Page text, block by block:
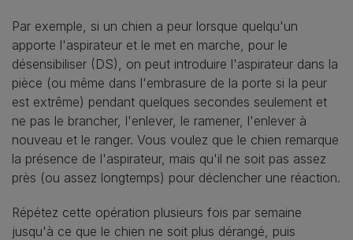
Par exemple, si un chien a peur lorsque quelqu'un
apporte l'aspirateur et le met en marche, pour le
désensibiliser (DS), on peut introduire l'aspirateur dans la
pièce (ou même dans l'embrasure de la porte si la peur
est extrême) pendant quelques secondes seulement et
ne pas le brancher, l'enlever, le ramener, l'enlever à
nouveau et le ranger. Vous voulez que le chien remarque
la présence de l'aspirateur, mais qu'il ne soit pas assez
près (ou assez longtemps) pour déclencher une réaction.
Répétez cette opération plusieurs fois par semaine
jusqu'à ce que le chien ne soit plus dérangé, puis